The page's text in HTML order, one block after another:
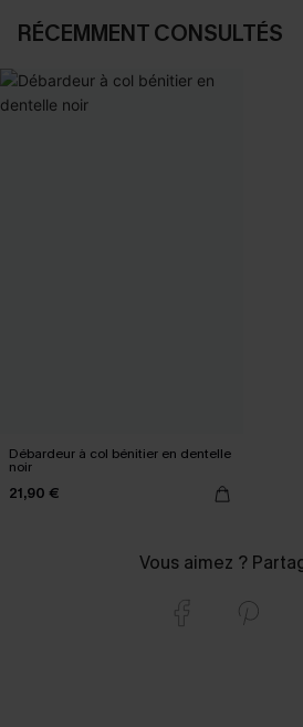
RÉCEMMENT CONSULTÉS
Débardeur à col bénitier en dentelle
noir
21,90 €
Vous aimez ?